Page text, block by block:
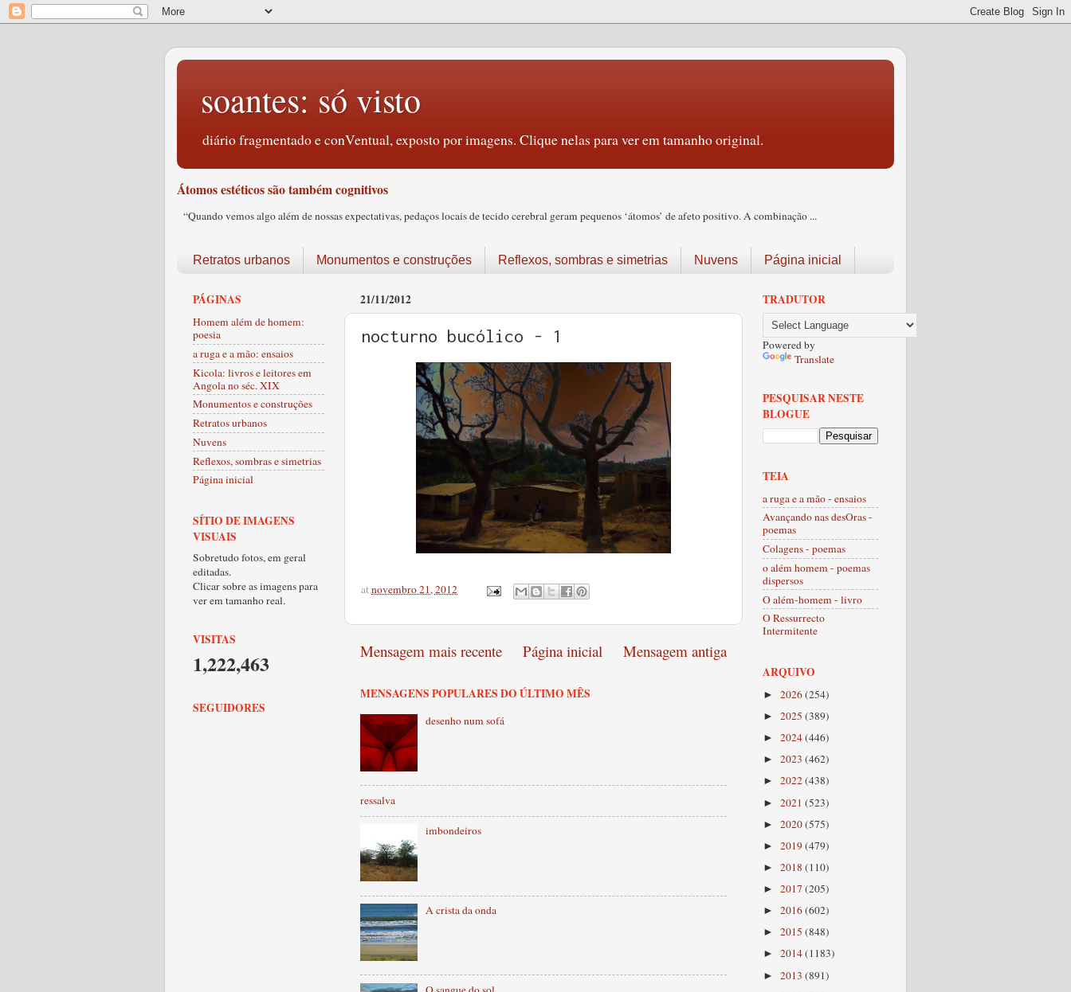
soantes: só visto
diário fragmentado e conVentual, exposto por imagens. Clique nelas para ver em tamanho original.
Átomos estéticos são também cognitivos
“Quando vemos algo além de nossas expectativas, pedaços locais de tecido cerebral geram pequenos ‘átomos’ de afeto positivo. A combinação ...
Retratos urbanos Monumentos e construções Reflexos, sombras e simetrias Nuvens Página inicial
21/11/2012
nocturno bucólico - 1
atnovembro 21, 2012
Mensagem mais recente Mensagem antiga
Página inicial
MENSAGENS POPULARES DO ÚLTIMO MÊS
desenho num sofá
ressalva
imbondeiros
A crista da onda
PÁGINAS
Homem além de homem:
poesia
a ruga e a mão: ensaios
Kicola: livros e leitores em
Angola no séc. XIX
Monumentos e construções
Retratos urbanos
Nuvens
Reflexos, sombras e simetrias
Página inicial
SÍTIO DE IMAGENS
VISUAIS
Sobretudo fotos, em geral
editadas.
Clicar sobre as imagens para
ver em tamanho real.
VISITAS
1,222,463
SEGUIDORES
TRADUTOR
Powered by
Translate
PESQUISAR NESTE
BLOGUE
TEIA
a ruga e a mão - ensaios
Avançando nas desOras -
poemas
Colagens - poemas
o além homem - poemas
dispersos
O além-homem - livro
O Ressurrecto
Intermitente
ARQUIVO
► 2026(254)
► 2025 (389)
► 2024(446)
► 2023 (462)
► 2022(438)
► 2021 (523)
► 2020(575)
► 2019(479)
► 2018 (110)
► 2017 (205)
► 2016(602)
► 2015 (848)
► 2014(1183)
► 2013 (891)